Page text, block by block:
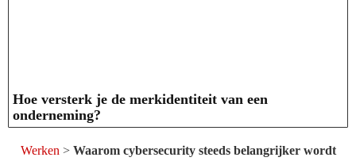
Hoe versterk je de merkidentiteit van een
onderneming?
Werken > Waarom cybersecurity steeds belangrijker wordt